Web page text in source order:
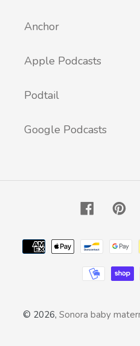
Anchor
Apple Podcasts
Podtail
Google Podcasts
Facebook
© 2026, Sonora baby